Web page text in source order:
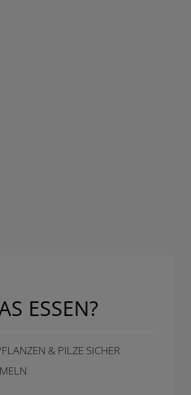
ESSEN?
& PILZE SICHER